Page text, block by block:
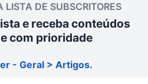
DE SUBSCRITORES
e receba conteúdos
com prioridade
- Geral > Artigos.